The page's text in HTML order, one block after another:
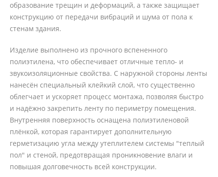
образование трещин и деформаций, а также защищает
конструкцию от передачи вибраций и шума от пола к
стенам здания.
Изделие выполнено из прочного вспененного
полиэтилена, что обеспечивает отличные тепло- и
звукоизоляционные свойства. С наружной стороны ленты
нанесён специальный клейкий слой, что существенно
облегчает и ускоряет процесс монтажа, позволяя быстро
и надёжно закрепить ленту по периметру помещения.
Внутренняя поверхность оснащена полиэтиленовой
плёнкой, которая гарантирует дополнительную
герметизацию угла между утеплителем системы "теплый
пол" и стеной, предотвращая проникновение влаги и
повышая долговечность всей конструкции.